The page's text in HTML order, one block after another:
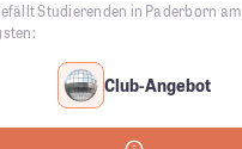
Studierenden in Paderborn am
Club-Angebot